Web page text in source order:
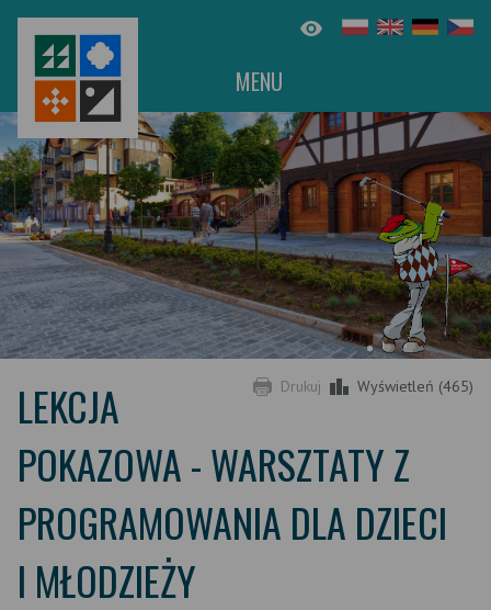
MENU
Drukuj Wyświetleń (465)
LEKCJA
POKAZOWA - WARSZTATY Z
PROGRAMOWANIA DLA DZIECI
I MŁODZIEŻY